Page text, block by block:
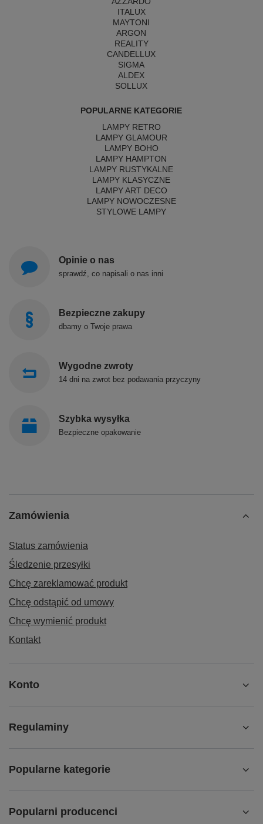
ITALUX
MAYTONI
ARGON
REALITY
CANDELLUX
SIGMA
ALDEX
SOLLUX
POPULARNE KATEGORIE
LAMPY RETRO
LAMPY GLAMOUR
LAMPY BOHO
LAMPY HAMPTON
LAMPY RUSTYKALNE
LAMPY KLASYCZNE
LAMPY ART DECO
LAMPY NOWOCZESNE
STYLOWE LAMPY
Opinie o nas
sprawdź, co napisali o nas inni
Bezpieczne zakupy
dbamy o Twoje prawa
Wygodne zwroty
14 dni na zwrot bez podawania przyczyny
Szybka wysyłka
Bezpieczne opakowanie
Zamówienia
Status zamówienia
Śledzenie przesyłki
Chcę zareklamować produkt
Chcę odstąpić od umowy
Chcę wymienić produkt
Kontakt
Konto
Regulaminy
Popularne kategorie
Popularni producenci